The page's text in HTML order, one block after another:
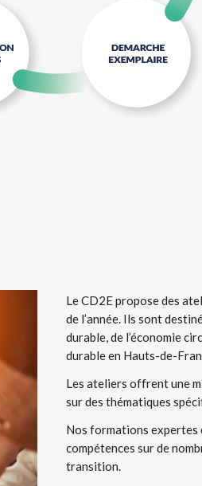
Le CD2E propose des
de l’année. Ils sont
durable, de l’économie
durable en Hauts-de-
Les ateliers offrent une
sur des thématiques
Nos formations expertes
compétences sur de
transition.